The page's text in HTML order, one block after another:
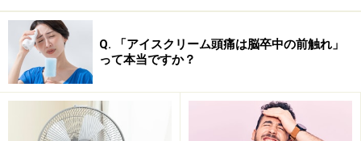
る現象です。気化熱を利用している場合、露点温度に達
すると気化が止まるので、温度低下も止まります。扇風
機を使っても、通常結露は起きていませんね。理論上は
湿度計の湿球温度までが下がる温度だと考えられます。
つまり、温度と湿度によりますが、扇風機を使えば室温
よりも数℃低い温度まで、皮膚温を下げることが可能で
Q. 「アイスクリーム頭痛は脳卒中の前触れ」
って本当ですか？